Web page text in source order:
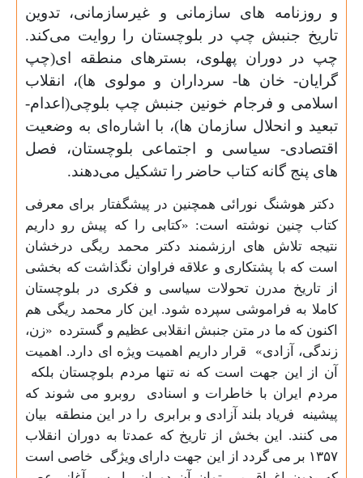
و روزنامه های سازمانی و غیرسازمانی، تدوین
تاریخ جنبش چپ در بلوچستان را روایت می‌کند.
چپ در دوران پهلوی، بسترهای منطقه ای(چپ
گرایان- خان ها- سرداران و مولوی ها)، انقلاب
اسلامی و فرجام خونین جنبش چپ بلوچی(اعدام-
تبعید و انحلال سازمان ها)، با اشاره‌ای به وضعیت
اقتصادی- سیاسی و اجتماعی بلوچستان، فصل
های پنج گانه کتاب حاضر را تشکیل می‌دهند.
دکتر هوشنگ نورائی همچنین در پیشگفتار برای معرفی
کتاب چنین نوشته است: «کتابی را که پیش رو داریم
نتیجه تلاش های ار ز شمند دکتر محمد ریگی درخشان
است که با پشتکاری و علاقه فراوان نگذاشت که بخشی
از تاریخ مدرن تحولات سیاسی و فکری در بلوچستان
کاملا به فراموشی سپرده شود. این کار محمد ریگی هم
اکنون که ما در متن جنبش انقلابی عظیم و گسترده «زن،
زندگی، آزادی» قرار داریم اهمیت ویژه ای دارد. اهمیت
آن از این جهت است که نه تنها مردم بلوچستان بلکه
مردم ایران با خاطرات و اسنادی روبرو می شوند که
پیشینه فریاد بلند آزادی و برابری را در این منطقه بیان
می کنند.
این بخش از تاریخ که عمدتا به دوران انقلاب
۱۳۵۷ بر می گردد از این جهت دارای ویژگی خاصی است